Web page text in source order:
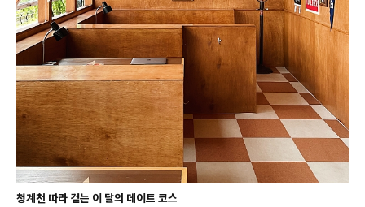
청계천 따라 걷는 이 달의 데이트 코스